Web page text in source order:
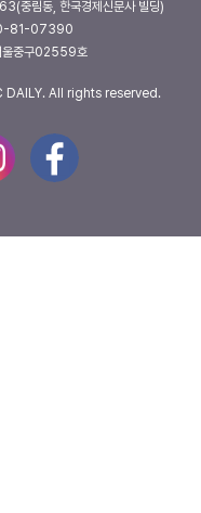
중림동, 한국경제신문사 빌딩)
81-07390
울중구02559호
DAILY. All rights reserved.